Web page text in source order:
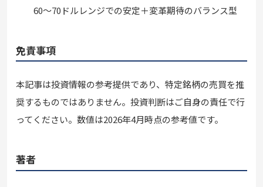
60〜70ドルレンジでの安定＋変革期待のバランス型
免責事項
本記事は投資情報の参考提供であり、特定銘柄の売買を推
奨するものではありません。投資判断はご自身の責任で行
ってください。数値は2026年4月時点の参考値です。
著者